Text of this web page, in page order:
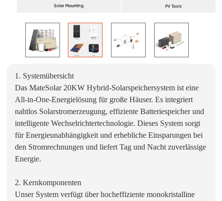
1. Systemübersicht
Das MateSolar 20KW Hybrid-Solarspeichersystem ist eine
All-in-One-Energielösung für große Häuser. Es integriert
nahtlos Solarstromerzeugung, effiziente Batteriespeicher und
intelligente Wechselrichtertechnologie. Dieses System sorgt
für Energieunabhängigkeit und erhebliche Einsparungen bei
den Stromrechnungen und liefert Tag und Nacht zuverlässige
Energie.
2. Kernkomponenten
Unser System verfügt über hocheffiziente monokristalline